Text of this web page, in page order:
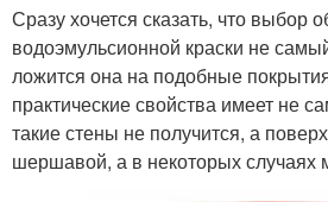
Сразу хочется сказать, что выбор
водоэмульсионной краски не
ложится она на подобные
практические свойства имеет не
такие стены не получится, а
шершавой, а в некоторых случаях